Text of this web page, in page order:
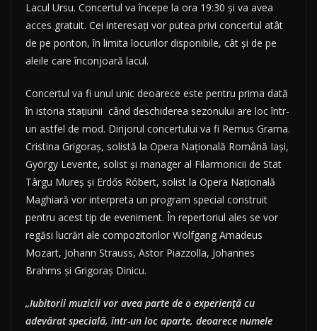
Lacul Ursu. Concertul va începe la ora 19:30 și va avea
acces gratuit. Cei interesați vor putea privi concertul atât
de pe ponton, în limita locurilor disponibile, cât și de pe
aleile care înconjoară lacul.
Concertul va fi unul unic deoarece este pentru prima dată
în istoria stațiunii când deschiderea sezonului are loc într-
un astfel de mod. Dirijorul concertului va fi Remus Grama.
Cristina Grigoraș, solistă la Opera Națională Română Iași,
György Levente, solist și manager al Filarmonicii de Stat
Târgu Mureș și Erdős Róbert, solist la Opera Națională
Maghiară vor interpreta un program special construit
pentru acest tip de eveniment. În repertoriul ales se vor
regăsi lucrări ale compozitorilor Wolfgang Amadeus
Mozart, Johann Strauss, Astor Piazzolla, Johannes
Brahms și Grigoraș Dinicu.
„Iubitorii muzicii vor avea parte de o experiență cu
adevărat specială, într-un loc aparte, deoarece numele